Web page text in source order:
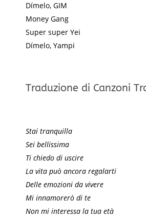
Dímelo, GIM
Money Gang
Super super Yei
Dímelo, Yampi
Traduzione di Canzoni
Stai tranquilla
Sei bellissima
Ti chiedo di uscire
La vita può ancora regalarti
Delle emozioni da vivere
Mi innamorerò di te
Non mi interessa la tua età